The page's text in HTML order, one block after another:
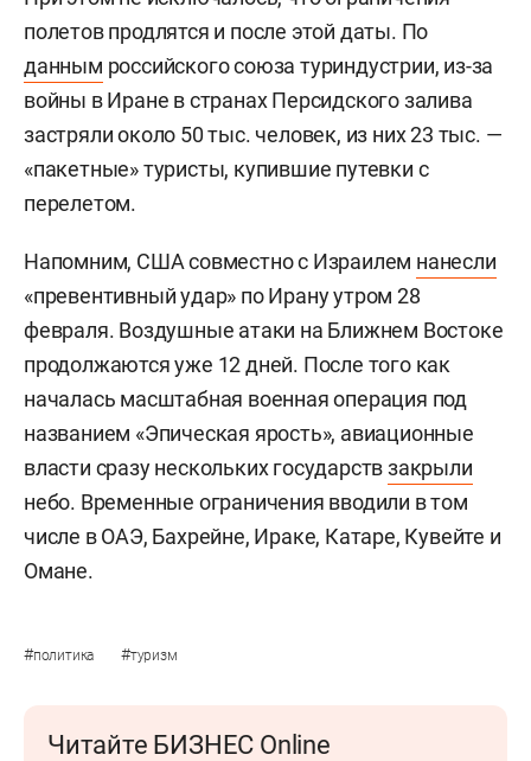
полетов продлятся и после этой даты. По
данным российского союза туриндустрии, из-за
войны в Иране в странах Персидского залива
застряли около 50 тыс. человек, из них 23 тыс. —
«пакетные» туристы, купившие путевки с
перелетом.
Напомним, США совместно с Израилем нанесли
«превентивный удар» по Ирану утром 28
февраля. Воздушные атаки на Ближнем Востоке
продолжаются уже 12 дней. После того как
началась масштабная военная операция под
названием «Эпическая ярость», авиационные
власти сразу нескольких государствзакрыли
небо. Временные ограничения вводили в том
числе в ОАЭ, Бахрейне, Ираке, Катаре, Кувейте и
Омане.
#политика #туризм
Читайте БИЗНЕС Online